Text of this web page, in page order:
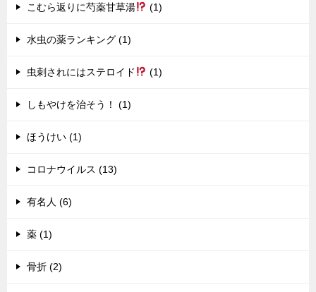
こむら返りに芍薬甘草湯 (1)
水虫の薬ランキング (1)
虫刺されにはステロイド (1)
しもやけを治そう！ (1)
ほうけい (1)
コロナウイルス (13)
有名人 (6)
薬 (1)
骨折 (2)